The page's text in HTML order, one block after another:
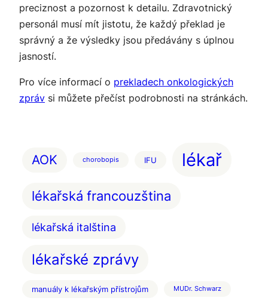
preciznost a pozornost k detailu. Zdravotnický
personál musí mít jistotu, že každý překlad je
správný a že výsledky jsou předávány s úplnou
jasností.
Pro více informací o prekladech onkologických
zpráv si můžete přečíst podrobnosti na stránkách.
AOK chorobopis IFU lékař
lékařská francouzština
lékařská italština
lékařské zprávy
manuály k lékařským přístrojům MUDr. Schwarz